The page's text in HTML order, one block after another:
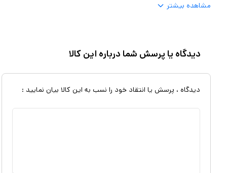
مشاهده بیشتر
دیدگاه یا پرسش شما درباره این کالا
دیدگاه ، پرسش یا انتقاد خود را نسب به این کالا بیان نمایید :